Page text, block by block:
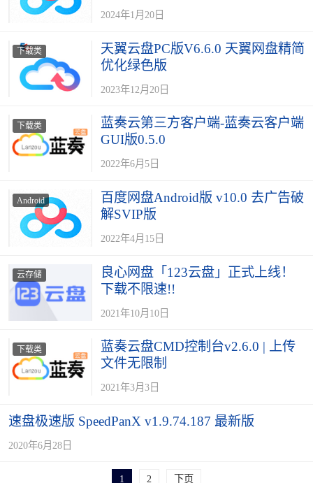
2024年1月20日
下载类
天翼云盘PC版V6.6.0 天翼网盘精简
优化绿色版
2023年12月20日
下载类
蓝奏云第三方客户端-蓝奏云客户端
GUI版0.5.0
2022年6月5日
Android
百度网盘Android版 v10.0 去广告破
解SVIP版
2022年4月15日
云存储
良心网盘「123云盘」正式上线！
下载不限速!!
2021年10月10日
下载类
蓝奏云盘CMD控制台v2.6.0 | 上传
文件无限制
2021年3月3日
速盘极速版 SpeedPanX v1.9.74.187 最新版
2020年6月28日
1 2 下页